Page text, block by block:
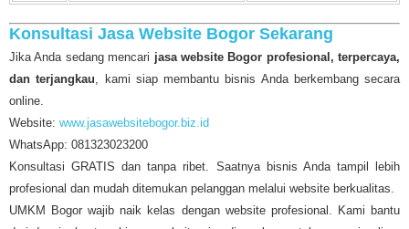
Konsultasi Jasa Website Bogor Sekarang
Jika Anda sedang mencari jasa website Bogor profesional, terpercaya,
dan terjangkau, kami siap membantu bisnis Anda berkembang secara
online.
Website: www.jasawebsitebogor.biz.id
WhatsApp: 081323023200
Konsultasi GRATIS dan tanpa ribet. Saatnya bisnis Anda tampil lebih
profesional dan mudah ditemukan pelanggan melalui website berkualitas.
UMKM Bogor wajib naik kelas dengan website profesional. Kami bantu